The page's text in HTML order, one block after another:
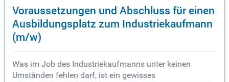
Voraussetzungen und Abschluss für einen
Ausbildungsplatz zum Industriekaufmann
(m/w)
Was im Job des Industriekaufmanns unter keinen
Umständen fehlen darf, ist ein gewisses